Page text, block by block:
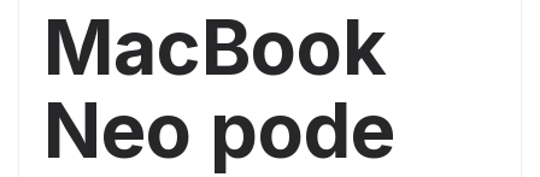
MacBook
Neo pode